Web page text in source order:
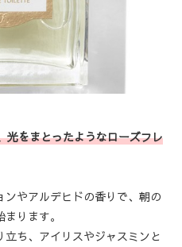
光をまとったようなローズフレ
ンやアルデヒドの香りで、朝の
ります。
ち、アイリスやジャスミンと